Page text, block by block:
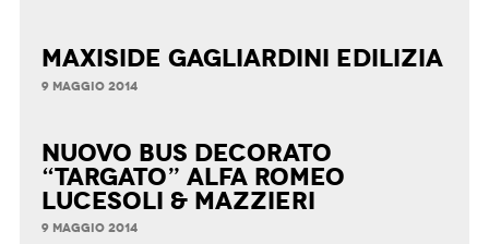
maxiside Gagliardini Edilizia
9 MAGGIO 2014
nuovo bus decorato
“targato” Alfa Romeo
LUCESOLI & MAZZIERI
9 MAGGIO 2014